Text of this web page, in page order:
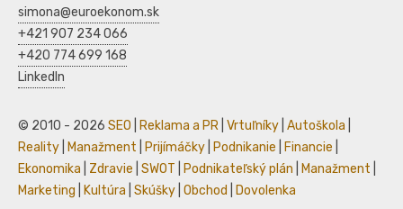
simona@euroekonom.sk
+421 907 234 066
+420 774 699 168
LinkedIn
© 2010 - 2026 SEO Reklama a PR Vrtuľníky Autoškola
Reality
Manažment Prijímáčky Podnikanie Financie
Ekonomika
Zdravie SWOT Podnikateľský plán Manažment
Marketing
Kultúra Skúšky Obchod Dovolenka